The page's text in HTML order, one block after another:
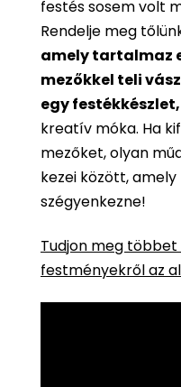
festés sosem volt
Rendelje meg
amely tartalmaz
mezőkkel teli
egy festékkészlet,
kreatív móka. Ha
mezőket, olyan
kezei között,
szégyenkezne!
Tudjon meg
festményekről az